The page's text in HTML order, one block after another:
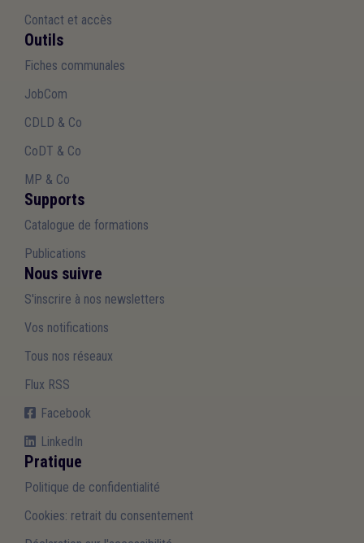
Contact et accès
Outils
Fiches communales
JobCom
CDLD & Co
CoDT & Co
MP & Co
Supports
Catalogue de formations
Publications
Nous suivre
S'inscrire à nos newsletters
Vos notifications
Tous nos réseaux
Flux RSS
Facebook
LinkedIn
Pratique
Politique de confidentialité
Cookies: retrait du consentement